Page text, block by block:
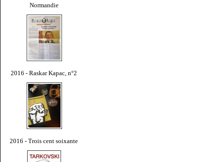
Normandie
2016 - Raskar Kapac, n°2
2016 - Trois cent soixante